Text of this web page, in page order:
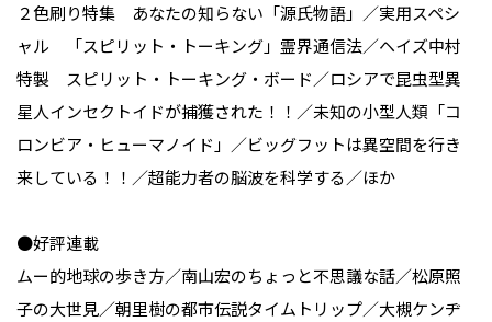
２色刷り特集 あなたの知らない「源氏物語」／実用スペシ
ャル 「スピリット・トーキング」霊界通信法／ヘイズ中村
特製 スピリット・トーキング・ボード／ロシアで昆虫型異
星人インセクトイドが捕獲された！！／未知の小型人類「コ
ロンビア・ヒューマノイド」／ビッグフットは異空間を行き
来している！！／超能力者の脳波を科学する／ほか
●好評連載
ムー的地球の歩き方／南山宏のちょっと不思議な話／松原照
子の大世見／朝里樹の都市伝説タイムトリップ／大槻ケンヂ